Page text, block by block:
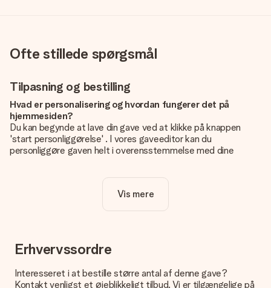
Ofte stillede spørgsmål
Tilpasning og bestilling
Hvad er personalisering og hvordan fungerer det på
hjemmesiden?
Du kan begynde at lave din gave ved at klikke på knappen
'start personliggørelse' . I vores gaveeditor kan du
personliggøre gaven helt i overensstemmelse med dine
Er personalisering inkluderet i prisen?
Prisen der vises på hjemmesiden omfatter personliggørelse
Hvordan ved jeg, om mit billede har den rigtige kvalitet?
Vi vil være sikre på, at du er helt tilfreds med din gave. Derfor
om kvaliteten af dit billede, kan du kontakte vores
Vis mere
Erhvervssordre
Interesseret i at bestille større antal af denne gave?
Kontakt venligst et øjeblikkeligt tilbud. Vi er tilgængelige på